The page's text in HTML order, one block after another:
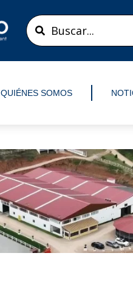
Search
...
QUIÉNES SOMOS